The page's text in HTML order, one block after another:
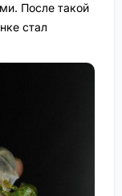
После такой
стал